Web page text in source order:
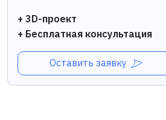
+ 3D-проект
+ Бесплатная консультация
Оставить заявку